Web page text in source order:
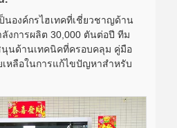
นองค์กรไฮเทคที่เชี่ยวชาญด้าน
งการผลิต 30,000 ตันต่อปี ทีม
นุนด้านเทคนิคที่ครอบคลุม คู่มือ
หลือในการแก้ไขปัญหาสำหรับ